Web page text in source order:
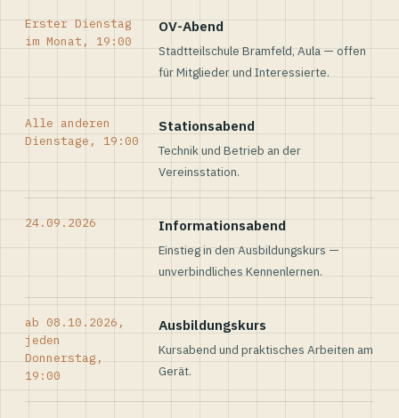
Erster Dienstag
im Monat, 19:00
OV-Abend
Stadtteilschule Bramfeld, Aula — offen
für Mitglieder und Interessierte.
Alle anderen
Dienstage, 19:00
Stationsabend
Technik und Betrieb an der
Vereinsstation.
24.09.2026 Informationsabend
Einstieg in den Ausbildungskurs —
unverbindliches Kennenlernen.
ab 08.10.2026,
jeden
Donnerstag,
19:00
Ausbildungskurs
Kursabend und praktisches Arbeiten am
Gerät.